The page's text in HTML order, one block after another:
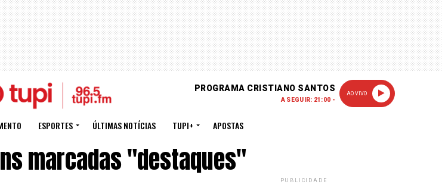
PROGRAMA CRISTIANO SANTOS
A SEGUIR: 21:00 -
AO VIVO
ESPORTES ÚLTIMAS NOTÍCIAS TUPI+ APOSTAS
marcadas "destaques"
PUBLICIDADE